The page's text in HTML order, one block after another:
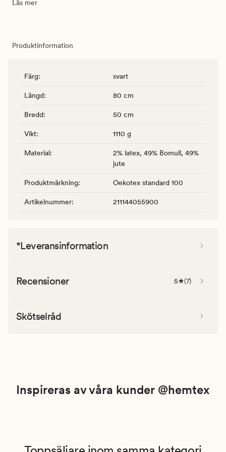
Läs mer
Produktinformation
Färg: svart
Längd: 80 cm
Bredd: 50 cm
Vikt: 1110 g
Material:
2% latex, 49% Bomull, 49%
jute
Produktmärkning: Oekotex standard 100
Artikelnummer: 211144055900
*Leveransinformation
Recensioner 5 (7)
Skötselråd
Inspireras av våra kunder @hemtex